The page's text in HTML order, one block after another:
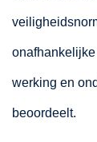
werking en
beoordeelt.